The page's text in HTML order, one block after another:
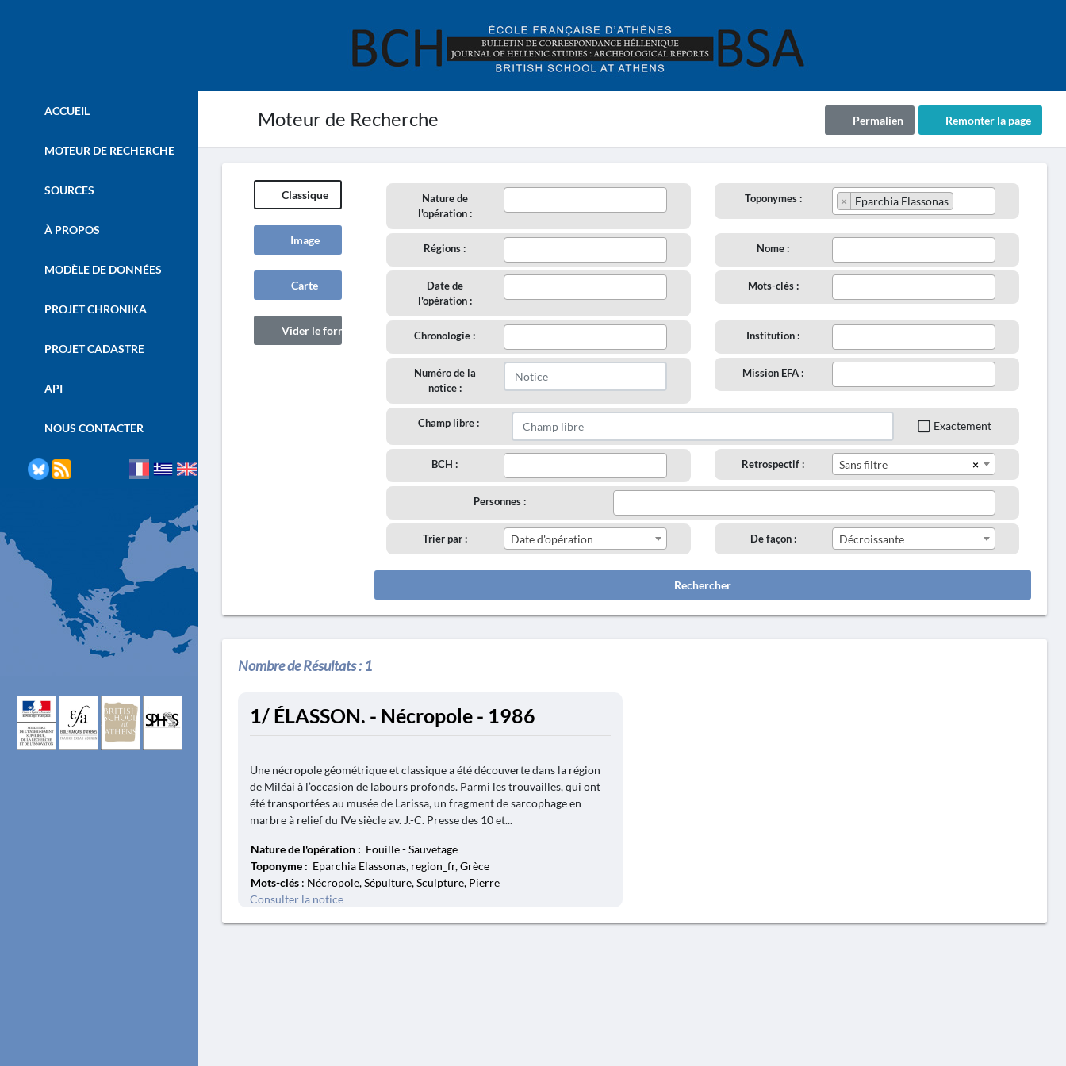
Moteur de Recherche Remonter la page
Permalien
ACCUEIL
MOTEUR DE RECHERCHE
SOURCES
À PROPOS
MODÈLE DE DONNÉES
PROJET CHRONIKA
PROJET CADASTRE
API
NOUS CONTACTER
Classique
Image
Carte
Vider le formulaire
Nature de
l'opération :
Toponymes : × Eparchia Elassonas
Régions : Nome :
Date de
l'opération :
Mots-clés :
Chronologie : Institution :
Numéro de la
notice :
Mission EFA :
Champ libre : Exactement
BCH : Retrospectif : ×
Sans filtre
Personnes :
Trier par : Date d'opération De façon : Décroissante
Rechercher
Nombre de Résultats :1
1/ ÉLASSON. - Nécropole - 1986
Une nécropole géométrique et classique a été découverte dans la région
de Miléai à l’occasion de labours profonds. Parmi les trouvailles, qui ont
été transportées au musée de Larissa, un fragment de sarcophage en
marbre à relief du IVe siècle av. J.-C. Presse des 10 et...
Nature de l'opération : Fouille - Sauvetage
Toponyme : Eparchia Elassonas, region_fr, Grèce
Mots-clés : Nécropole, Sépulture, Sculpture, Pierre
Consulter la notice